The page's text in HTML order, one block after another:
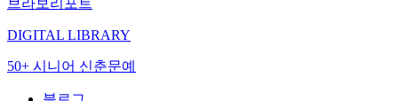
브라보리포트
DIGITAL LIBRARY
50+ 시니어 신춘문예